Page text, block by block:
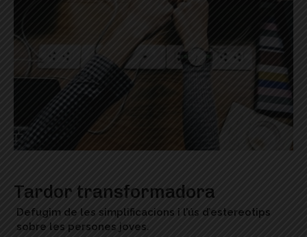
Tardor transformadora
Defugim de les simplificacions i l’ús d’estereotips
sobre les persones joves.